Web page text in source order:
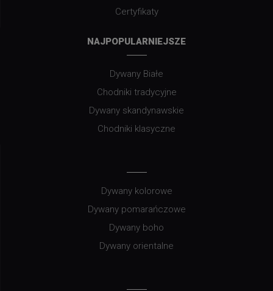
Certyfikaty
NAJPOPULARNIEJSZE
Dywany Białe
Chodniki tradycyjne
Dywany skandynawskie
Chodniki klasyczne
Dywany kolorowe
Dywany pomarańczowe
Dywany boho
Dywany orientalne